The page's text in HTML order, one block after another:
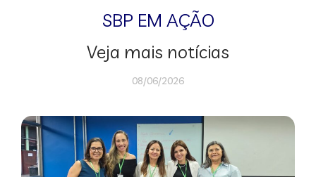
SBP EM AÇÃO
Veja mais notícias
08/06/2026